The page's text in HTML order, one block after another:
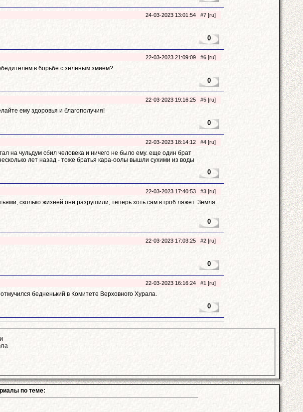
24-03-2023 13:01:54 #7[ru]
0
22-03-2023 21:09:09 #6[ru]
в борьбе с зелёным змием?
0
22-03-2023 19:16:25 #5[ru]
ему здоровья и благополучия!
0
22-03-2023 18:14:12 #4[ru]
на чульдум сбил человека и ничего не было ему. еще один брат
лет назад - тоже братья кара-оолы вышли сухими из воды
0
22-03-2023 17:40:53 #3[ru]
сколько жизней они разрушили, теперь хоть сам в гроб ляжет. Земля
0
22-03-2023 17:03:25 #2[ru]
0
22-03-2023 16:16:24 #1 [ru]
бедненький в Комитете Верховного Хурала.
0
по теме: